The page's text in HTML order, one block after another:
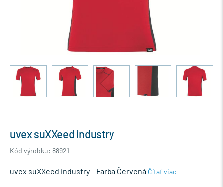
uvex suXXeed industry
Kód výrobku: 88921
uvex suXXeed industry – Farba Červená Čítať viac